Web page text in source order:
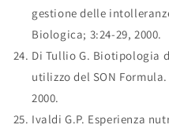
gestione delle
Biologica; 3:24-29, 2000.
Di Tullio G. Biotipologia
utilizzo del SON
2000.
Ivaldi G.P. Esperienza